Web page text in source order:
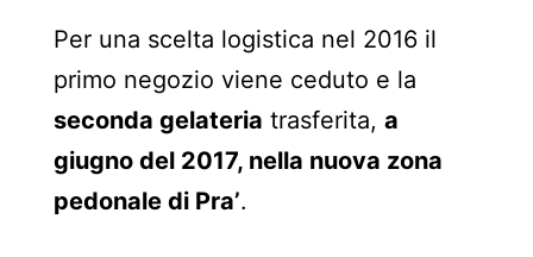
Per una scelta logistica nel 2016 il
primo negozio viene ceduto e la
seconda gelateria trasferita, a
giugno del 2017, nella nuova zona
pedonale di Pra’.